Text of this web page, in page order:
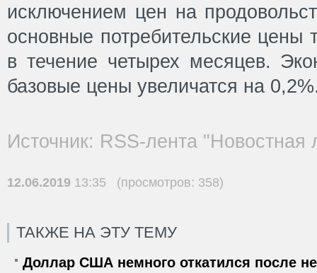
исключением цен на
основные потребительские цены
в течение четырех месяцев.
базовые цены увеличатся на
Источник: RSS-лента "Новостная
12.06.2019 13:35 (просмотров: 358)
ТАКЖЕ НА ЭТУ ТЕМУ
Доллар США немного откатился после